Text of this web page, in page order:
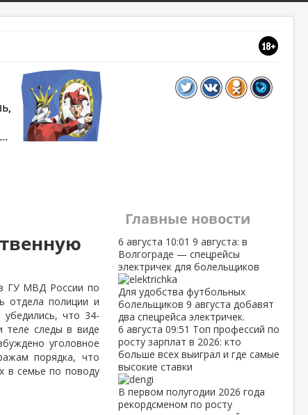
ГУ МВД России по
отдела полиции и
что 34-
теле следы в виде
уголовное
порядка, что
в семье по поводу
Главные новости
6 августа 10:01 9 августа: в
Волгограде — спецрейсы
электричек для болельщиков
Для удобства футбольных
болельщиков 9 августа добавят
два спецрейса электричек.
6 августа 09:51 Топ профессий по
росту зарплат в 2026: кто
больше всех выиграл и где самые
высокие ставки
В первом полугодии 2026 года
рекордсменом по росту